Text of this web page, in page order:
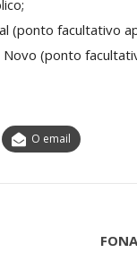
(ponto facultativo
(ponto
O email
Em